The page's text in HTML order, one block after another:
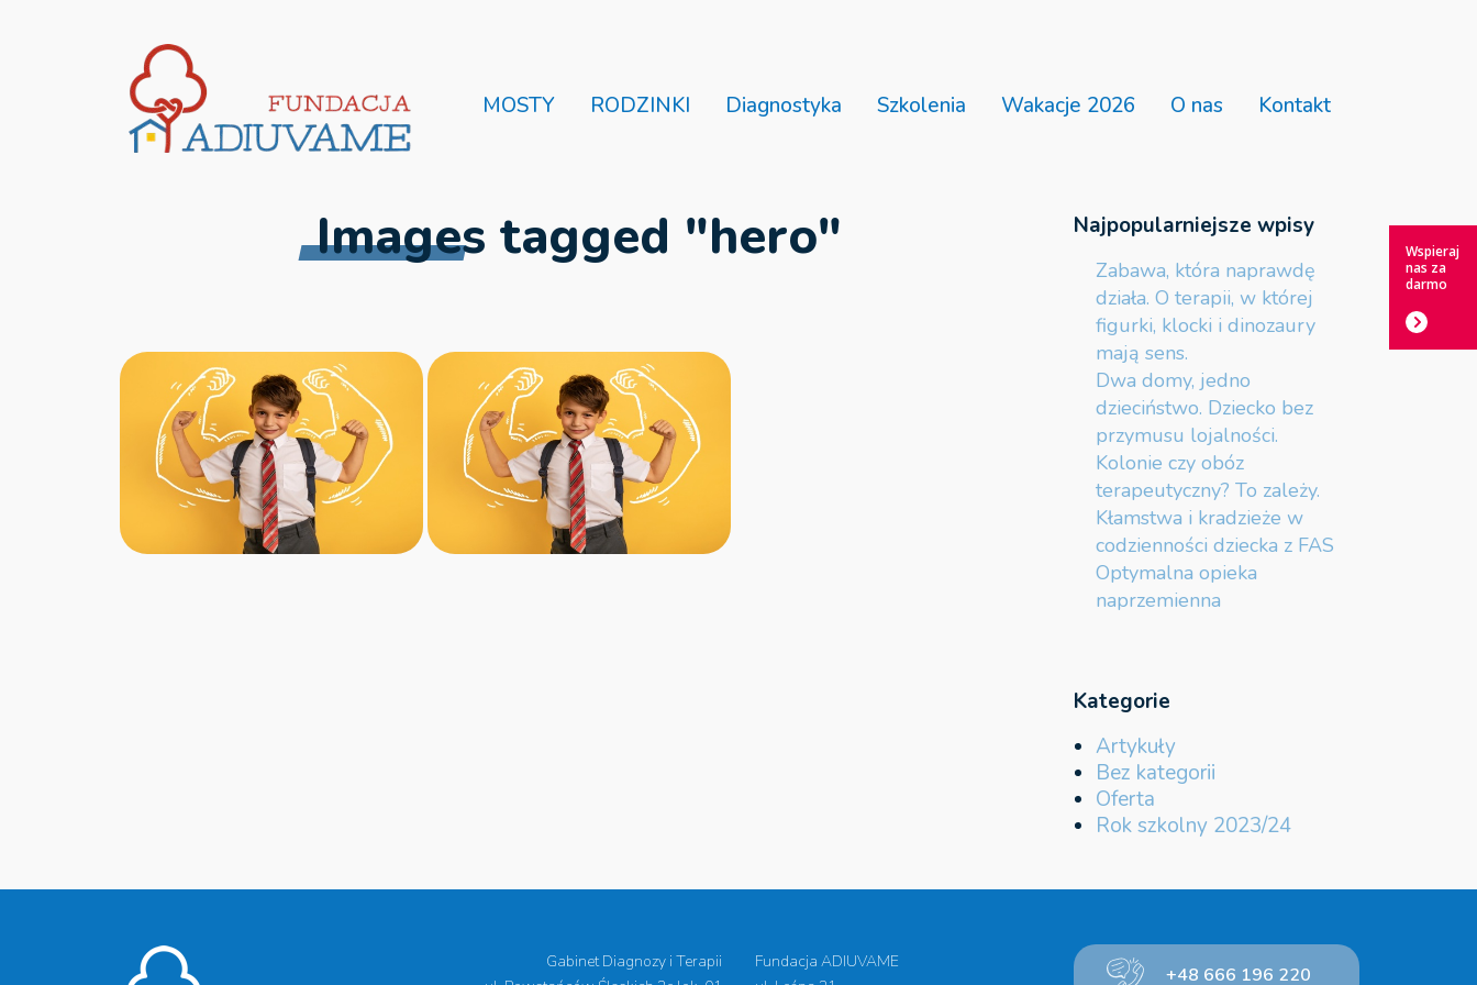
MOSTY RODZINKI Diagnostyka Szkolenia Wakacje 2026 O nas Kontakt
Images tagged "hero" Najpopularniejsze wpisy
Zabawa, która naprawdę
działa. O terapii, w której
figurki, klocki i dinozaury
mają sens.
Dwa domy, jedno
dzieciństwo. Dziecko bez
przymusu lojalności.
Kolonie czy obóz
terapeutyczny? To zależy.
Kłamstwa i kradzieże w
codzienności dziecka z FAS
Optymalna opieka
naprzemienna
Kategorie
Artykuły
Bez kategorii
Oferta
Rok szkolny 2023/24
Gabinet Diagnozy i Terapii
Fundacja ADIUVAME
+48 666 196 220
Wspieraj
nas za
darmo